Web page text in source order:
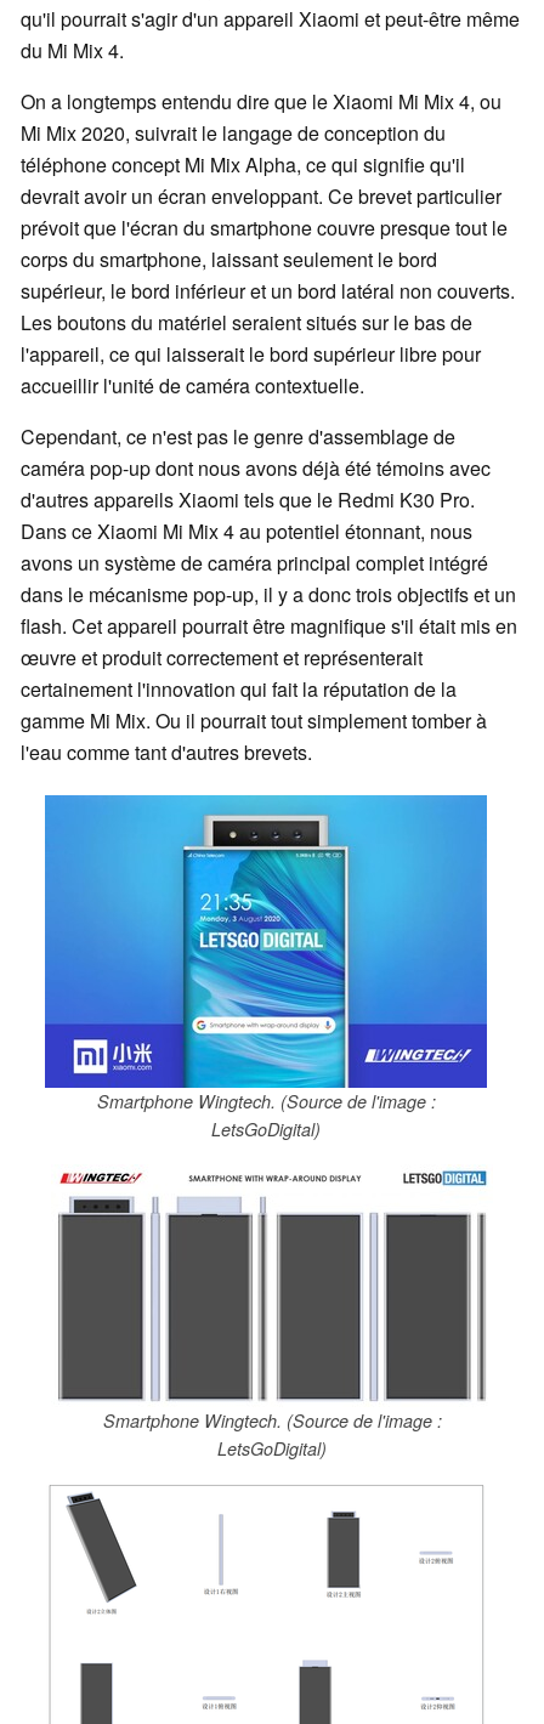
qu'il pourrait s'agir d'un appareil Xiaomi et peut-être même
du Mi Mix 4.
On a longtemps entendu dire que le Xiaomi Mi Mix 4, ou
Mi Mix 2020, suivrait le langage de conception du
téléphone concept Mi Mix Alpha, ce qui signifie qu'il
devrait avoir un écran enveloppant. Ce brevet particulier
prévoit que l'écran du smartphone couvre presque tout le
corps du smartphone, laissant seulement le bord
supérieur, le bord inférieur et un bord latéral non couverts.
Les boutons du matériel seraient situés sur le bas de
l'appareil, ce qui laisserait le bord supérieur libre pour
accueillir l'unité de caméra contextuelle.
Cependant, ce n'est pas le genre d'assemblage de
caméra pop-up dont nous avons déjà été témoins avec
d'autres appareils Xiaomi tels que le Redmi K30 Pro.
Dans ce Xiaomi Mi Mix 4 au potentiel étonnant, nous
avons un système de caméra principal complet intégré
dans le mécanisme pop-up, il y a donc trois objectifs et un
flash. Cet appareil pourrait être magnifique s'il était mis en
œuvre et produit correctement et représenterait
certainement l'innovation qui fait la réputation de la
gamme Mi Mix. Ou il pourrait tout simplement tomber à
l'eau comme tant d'autres brevets.
Smartphone Wingtech. (Source de l'image :
LetsGoDigital)
Smartphone Wingtech. (Source de l'image :
LetsGoDigital)